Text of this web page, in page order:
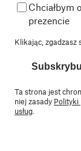
Chciałbym
prezencie
Klikając, zgadzasz
Ta strona jest
niej zasady Polityki
usług